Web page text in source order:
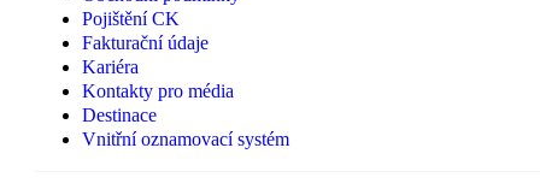
Pojištění CK
Fakturační údaje
Kariéra
Kontakty pro média
Destinace
Vnitřní oznamovací systém